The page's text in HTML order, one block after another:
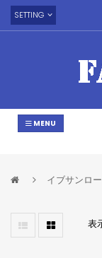
SETTING
MENU
イブサンロ
表